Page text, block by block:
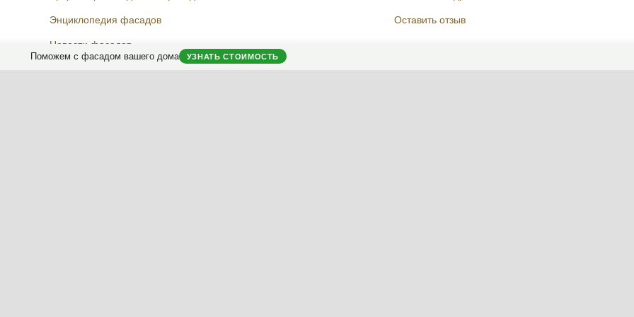
Поможем с фасадом вашего дома УЗНАТЬ СТОИМОСТЬ
Энциклопедия фасадов
Новости фасадов
Оставить отзыв
InstagramFacebookВконтактеTelegram